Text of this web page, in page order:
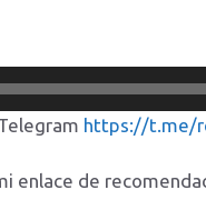
https://t.me/
enlace de